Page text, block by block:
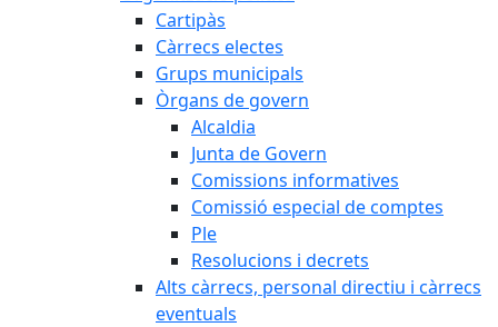
Cartipàs
Càrrecs electes
Grups municipals
Òrgans de govern
Alcaldia
Junta de Govern
Comissions informatives
Comissió especial de comptes
Ple
Resolucions i decrets
Alts càrrecs, personal directiu i càrrecs
eventuals